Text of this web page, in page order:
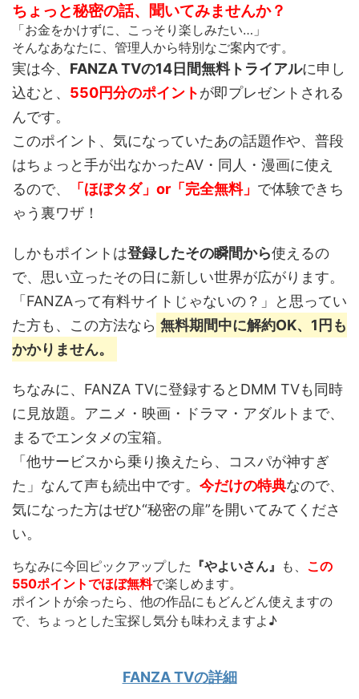
ちょっと秘密の話、聞いてみませんか？
「お金をかけずに、こっそり楽しみたい…」
そんなあなたに、管理人から特別なご案内です。
実は今、 FANZA TVの14日間無料トライアルに申し
込むと、 550円分のポイントが即プレゼントされる
んです。
このポイント、 気になっていたあの話題作や、普段
はちょっと手が出なかったAV・同人・漫画に使え
るので、
「ほぼタダ」or「完全無料」 で体験できち
ゃう裏ワザ！
しかもポイントは登録したその瞬間から使えるの
で、思い立ったその日に新しい世界が広がります。
「FANZAって有料サイトじゃないの？」と思ってい
た方も、この方法なら 無料期間中に解約OK、1円も
かかりません。
ちなみに、FANZA TVに登録するとDMM TVも同時
に見放題。アニメ・映画・ドラマ・アダルトまで、
まるでエンタメの宝箱。
「他サービスから乗り換えたら、コスパが神すぎ
た」なんて声も続出中です。 今だけの特典なので、
気になった方はぜひ“秘密の扉”を開いてみてくださ
い。
ちなみに今回ピックアップした 『やよいさん』 も、 この
550ポイントでほぼ無料で楽しめます。
ポイントが余ったら、他の作品にもどんどん使えますの
で、ちょっとした宝探し気分も味わえますよ♪
FANZA TVの詳細